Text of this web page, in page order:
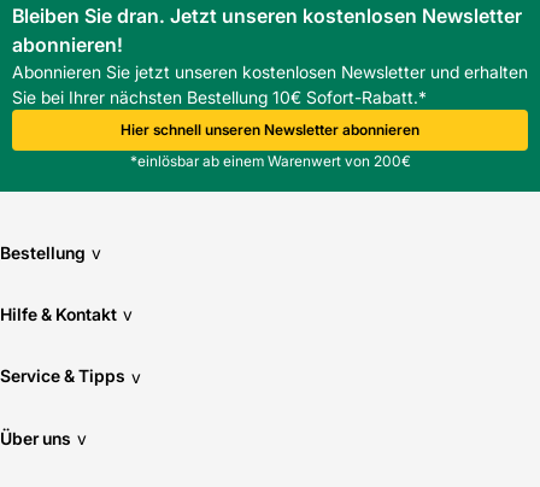
Optik: Holz
Pflegeintensität: normal
Stärke: 5
Trittsicherheit: R10
Verwendung Boden: Ja
Verwendung Wand: Nein
Überzeugen Sie sich von unseren Qualitätsfliesen direkt vor
Ort. Finden Sie hier Ihre nächste Kemmler
Fliesenausstellung.
> Zu unseren Niederlassungen
Bleiben Sie dran. Jetzt unseren kostenlosen Newsletter
abonnieren!
Abonnieren Sie jetzt unseren kostenlosen Newsletter und erhalten
Sie bei Ihrer nächsten Bestellung 10€ Sofort-Rabatt.*
Hier schnell unseren Newsletter abonnieren
*einlösbar ab einem Warenwert von 200€
Bestellung v
Hilfe & Kontakt v
Service & Tipps v
Über uns v